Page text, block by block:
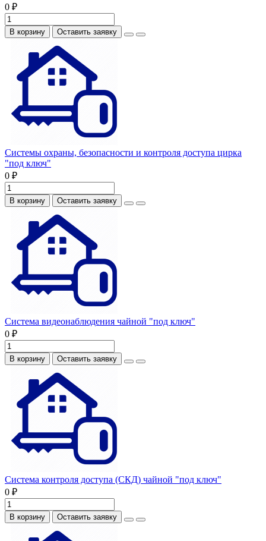
0 ₽
В корзину Оставить заявку
Системы охраны, безопасности и контроля доступа цирка
"под ключ"
0 ₽
В корзину Оставить заявку
Система видеонаблюдения чайной "под ключ"
0 ₽
В корзину Оставить заявку
Система контроля доступа (СКД) чайной "под ключ"
0 ₽
В корзину Оставить заявку